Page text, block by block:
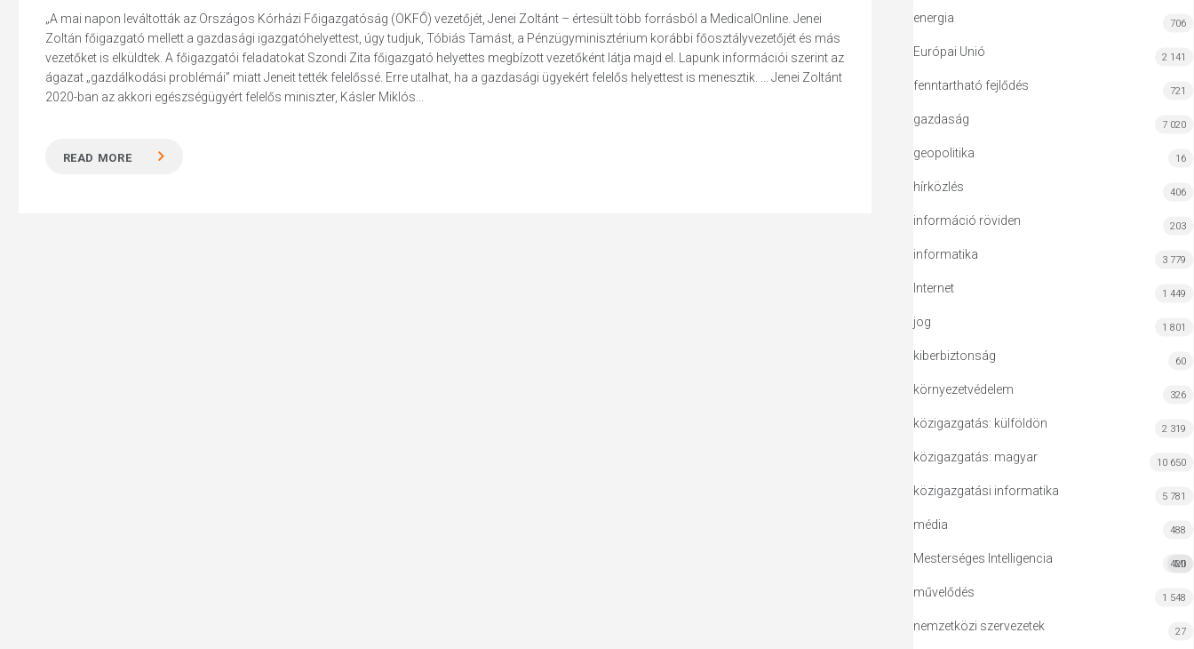
„A mai napon leváltották az Országos Kórházi Főigazgatóság (OKFŐ) vezetőjét, Jenei Zoltánt – értesült több forrásból a MedicalOnline. Jenei
Zoltán főigazgató mellett a gazdasági igazgatóhelyettest, úgy tudjuk, Tóbiás Tamást, a Pénzügyminisztérium korábbi főosztályvezetőjét és más
vezetőket is elküldtek. A főigazgatói feladatokat Szondi Zita főigazgató helyettes megbízott vezetőként látja majd el. Lapunk információi szerint az
ágazat „gazdálkodási problémái” miatt Jeneit tették felelőssé. Erre utalhat, ha a gazdasági ügyekért felelős helyettest is menesztik. ... Jenei Zoltánt
2020-ban az akkori egészségügyért felelős miniszter, Kásler Miklós...
READ MORE
energia 706
Európai Unió 2 141
fenntartható fejlődés 721
gazdaság 7 020
geopolitika 16
hírközlés 406
információ röviden 203
informatika 3 779
Internet 1 449
jog 1 801
kiberbiztonság 60
környezetvédelem 326
közigazgatás: külföldön 2 319
közigazgatás: magyar 10 650
közigazgatási informatika 5 781
média 488
Mesterséges Intelligencia MI
420
művelődés 1 548
nemzetközi szervezetek 27